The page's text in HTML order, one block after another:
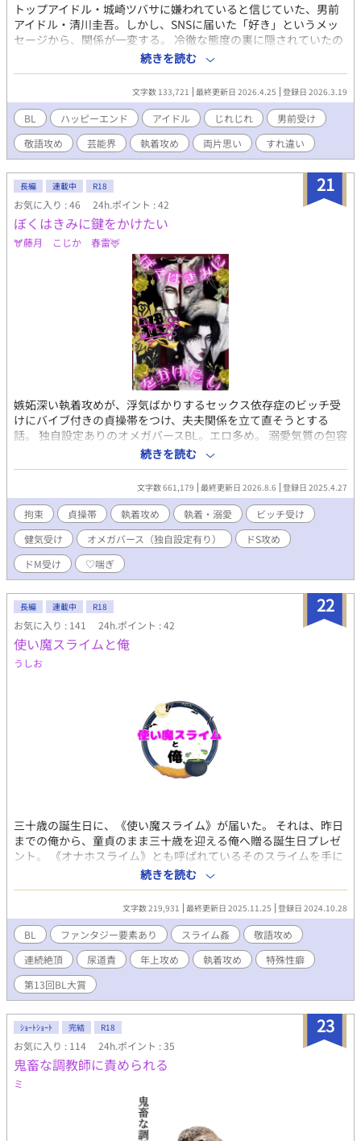
トップアイドル・城崎ツバサに嫌われていると信じていた、男前
アイドル・清川圭吾。しかし、SNSに届いた「好き」というメッ
セージから、関係が一変する。 冷徹な態度の裏に隠されていたの
は、私生活を侵食しようとするほどの異常な執着だった。 愛と欲
を押し殺す城崎が、圭吾をじわじわと追い詰め、「飼い殺した
い」という本能を露わにしていく。 一方の圭吾は、持ち前のプラ
イドから城崎を挑発し、主導権を握ろうと試みる。 だがそれは、
自ら底なしの執着へと踏み込む「自爆行為」に過ぎなかった。 挑
発するたびに逃げ場を失い、気づけば檻の中に閉じ込められてい
く――。 【4/25 完結】最後までお付き合いいただきありがとうご
ざいました！
続きを読む
文字数 133,721 最終更新日 2026.4.25 登録日 2026.3.19
BL ハッピーエンド アイドル じれじれ
男前受け
敬語攻め
芸能界 執着攻め 両片思い すれ違い
21
長編 連載中 R18
お気に入り : 46 24h.ポイント : 42
ぼくはきみに鍵をかけたい
🫎藤月 こじか 春雷🦌
嫉妬深い執着攻めが、浮気ばかりするセックス依存症のビッチ受
けにバイブ付きの貞操帯をつけ、夫夫関係を立て直そうとする
話。 独自設定ありのオメガバースBL。エロ多め。 溺愛気質の包容
力たかめな年下いいなり敬語攻め×皮肉屋ツンデレ美人ビッチ受
け（※本性は歪んだ願望をもつ執着ドＳ攻め×依存気質の尽くし
体質健気ドM受け） 【あらすじ】 小説家でアルファのソンジュ
（攻め）は、出会い系サイトで出逢ったオメガの美男子・ユンフ
ァ（受け）に運命的な一目惚れをした。 はじめは肉体関係のみを
目的として出逢った二人だったが、ソンジュはひと目でユンファ
との真剣交際を望み、ユンファに猛アプローチをかける。 しかし
淫奔なユンファは特定の彼氏などいらない、とそれを幾度ものら
りくらりかわしてきたものの、ついにソンジュの熱意に負け、交
自分が他の男とセックスすることを許すこと」という不当な条件
をソンジュに突きつけてきた。 しかしソンジュは念願ともあって
その条件を唯唯諾諾と呑み、ユンファとの交際を開始する。 そし
て月日は流れ、思いのほか順調な交際の末に二人は結婚した。 と
ころが――。 二人にとって初めての結婚記念日――ソンジュが仕
かねてより計画していたユンファへの「あるプレゼント」
――「貞操帯」を持って帰ってきていた。 『俺はこれまで貴方と
の約束を厳守してきました。今度は貴方が俺との約束を守る番で
す――。』 そうしてバイブ付きの貞操帯を無理やりユンファにつ
け、今度は自分の「言いなり」になることを約束させたソンジュ
のため）】 非営利・営利を問わず、当作をふくむ当方全作品にお
いてイラスト・作中内文章はもちろん、表紙絵やあらすじ等ふく
む作品の一切の無断利用を禁じます（AI学習等含む）。
続きを読む
文字数 661,179 最終更新日 2026.8.6 登録日 2025.4.27
拘束 貞操帯 執着攻め 執着・溺愛
ビッチ受け
健気受け
オメガバース（独自設定有り）
ドS攻め
ドM受け
♡喘ぎ
22
長編 連載中 R18
お気に入り : 141 24h.ポイント : 42
使い魔スライムと俺
うしお
三十歳の誕生日に、《使い魔スライム》が届いた。 それは、昨日
までの俺から、童貞のまま三十歳を迎える俺へ贈る誕生日プレゼ
ント。 《オナホスライム》とも呼ばれているそのスライムを手に
入れてから、人生が激変しちゃった俺の話。 ※拙作、異種姦マニ
アと同じ世界線にある物語です。 お話が進むとスライムの他に別
の攻めが出てきます。
続きを読む
文字数 219,931 最終更新日 2025.11.25 登録日 2024.10.28
BL ファンタジー要素あり スライム姦
敬語攻め
連続絶頂
尿道責 年上攻め 執着攻め
特殊性癖
第13回BL大賞
23
ｼｮｰﾄｼｮｰﾄ 完結 R18
お気に入り : 114 24h.ポイント : 35
鬼畜な調教師に責められる
ミ